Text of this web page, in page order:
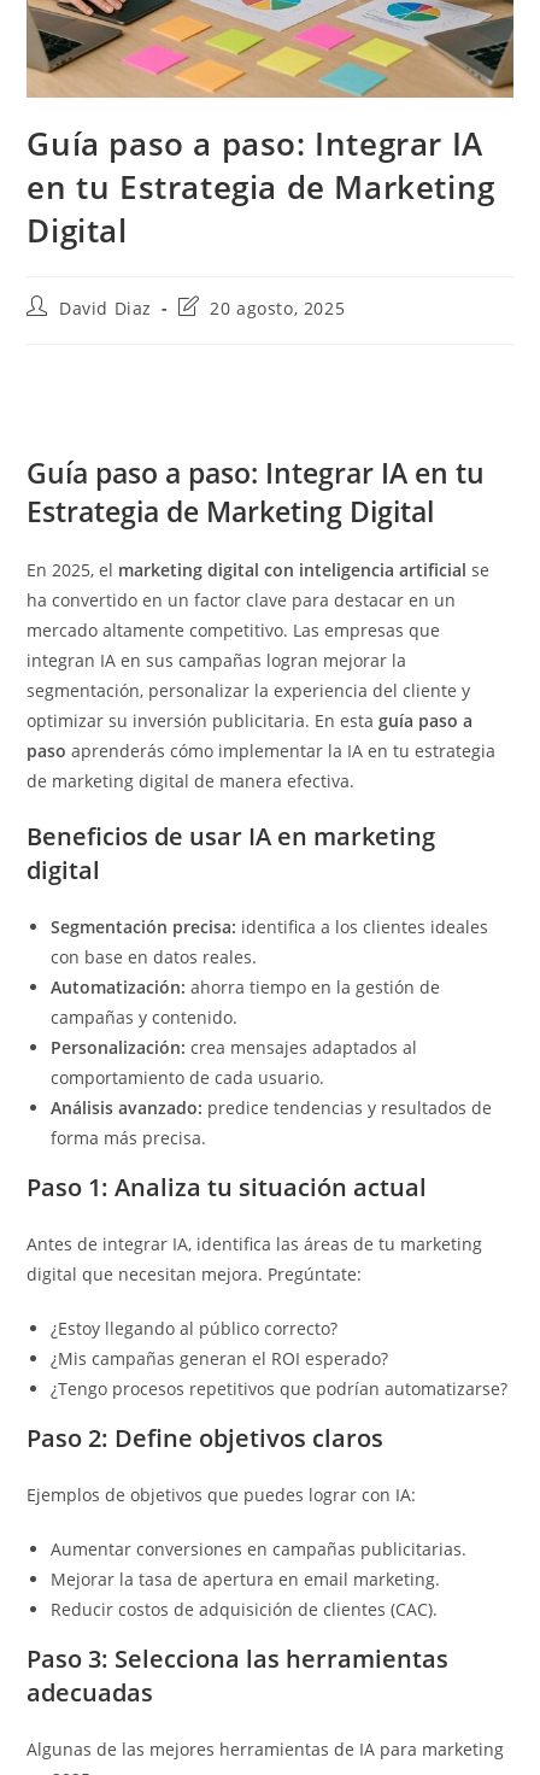
Guía paso a paso: Integrar IA
en tu Estrategia de Marketing
Digital
AutorDavid Diaz
Última20 agosto, 2025
Guía paso a paso: Integrar IA en tu
Estrategia de Marketing Digital
En 2025, el marketing digital con inteligencia artificial se
ha convertido en un factor clave para destacar en un
mercado altamente competitivo. Las empresas que
integran IA en sus campañas logran mejorar la
segmentación, personalizar la experiencia del cliente y
optimizar su inversión publicitaria. En estaguía paso a
paso aprenderás cómo implementar la IA en tu estrategia
de marketing digital de manera efectiva.
Beneficios de usar IA en marketing
digital
Segmentación precisa: identifica a los clientes ideales
con base en datos reales.
Automatización: ahorra tiempo en la gestión de
campañas y contenido.
Personalización: crea mensajes adaptados al
comportamiento de cada usuario.
Análisis avanzado: predice tendencias y resultados de
forma más precisa.
Paso 1: Analiza tu situación actual
Antes de integrar IA, identifica las áreas de tu marketing
digital que necesitan mejora. Pregúntate:
¿Estoy llegando al público correcto?
¿Mis campañas generan el ROI esperado?
¿Tengo procesos repetitivos que podrían automatizarse?
Paso 2: Define objetivos claros
Ejemplos de objetivos que puedes lograr con IA:
Aumentar conversiones en campañas publicitarias.
Mejorar la tasa de apertura en email marketing.
Reducir costos de adquisición de clientes (CAC).
Paso 3: Selecciona las herramientas
adecuadas
Algunas de las mejores herramientas de IA para marketing